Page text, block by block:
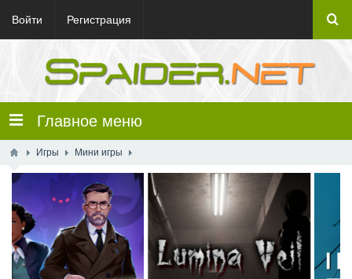
Войти Регистрация
Главное меню
Игры Мини игры